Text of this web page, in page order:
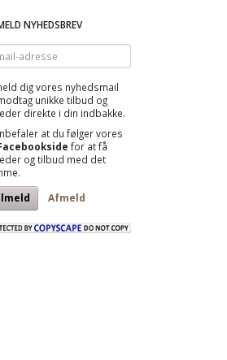
NYHEDSBREV
dig vores nyhedsmail
unikke tilbud og
direkte i din indbakke.
at du følger vores
for at få
og tilbud med det
Afmeld